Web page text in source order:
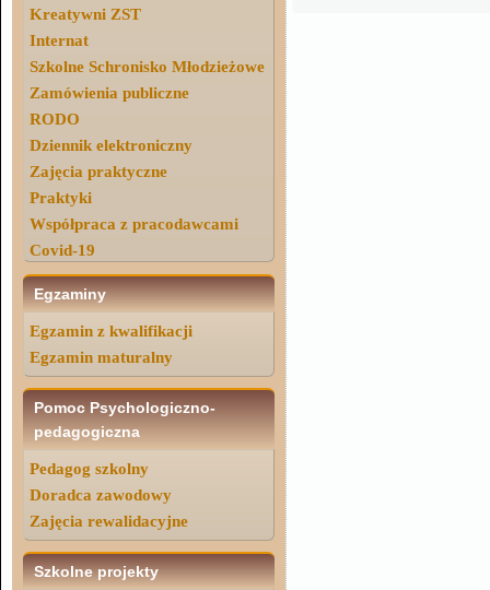
Kreatywni ZST
Internat
Szkolne Schronisko Młodzieżowe
Zamówienia publiczne
RODO
Dziennik elektroniczny
Zajęcia praktyczne
Praktyki
Współpraca z pracodawcami
Covid-19
Egzaminy
Egzamin z kwalifikacji
Egzamin maturalny
Pomoc Psychologiczno-
pedagogiczna
Pedagog szkolny
Doradca zawodowy
Zajęcia rewalidacyjne
Szkolne projekty